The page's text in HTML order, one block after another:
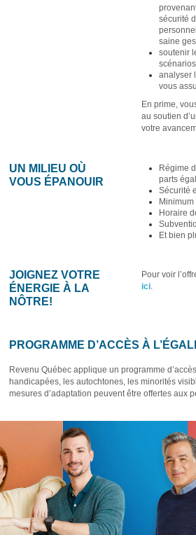
sécurité
saine
soutenir
analyser
vous
En prime,
au soutien
votre
UN MILIEU OÙ
VOUS ÉPANOUIR
Régime
parts
Sécurité
Horaire
Et bien
JOIGNEZ VOTRE
ÉNERGIE À LA
NÔTRE!
Pour voir
ici.
PROGRAMME D’ACCÈS À
Revenu Québec applique un programme
handicapées, les autochtones, les minorités
mesures d’adaptation peuvent être offertes aux